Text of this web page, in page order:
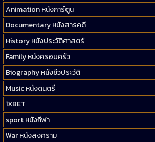
Animation หนังการ์ตูน
Documentary หนังสารคดี
History หนังประวัติศาสตร์
Family หนังครอบครัว
Biography หนังชีวประวัติ
Music หนังดนตรี
1XBET
sport หนังกีฬา
War หนังสงคราม